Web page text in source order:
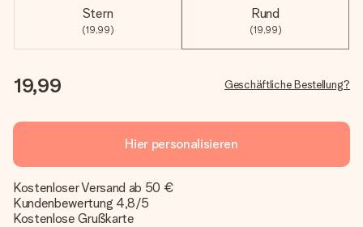
Stern
(19,99)
Rund
(19,99)
19,99 Geschäftliche Bestellung?
Hier personalisieren
Kostenloser Versand ab 50 €
Kundenbewertung 4,8/5
Kostenlose Grußkarte